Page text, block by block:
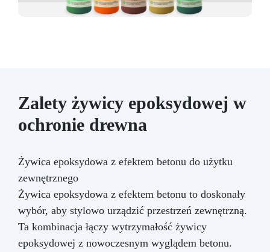
Zalety żywicy epoksydowej w
ochronie drewna
Żywica epoksydowa z efektem betonu do użytku
zewnętrznego
Żywica epoksydowa z efektem betonu to doskonały
wybór, aby stylowo urządzić przestrzeń zewnętrzną.
Ta kombinacja łączy wytrzymałość żywicy
epoksydowej z nowoczesnym wyglądem betonu.